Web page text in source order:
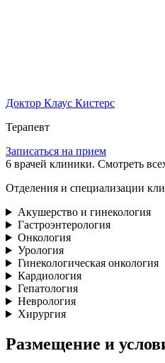
Доктор Клаус Кистерс
Терапевт
Записаться на прием
6 врачей клиники. Смотреть
Отделения и специализации
Акушерство и гинекология
Гастроэнтерология
Онкология
Урология
Гинекологическая онкология
Кардиология
Гепатология
Неврология
Хирургия
Размещение и